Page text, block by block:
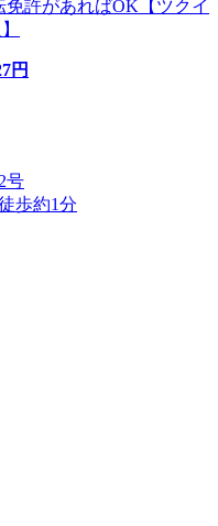
許があればOK【ツクイ
円
号
歩約1分